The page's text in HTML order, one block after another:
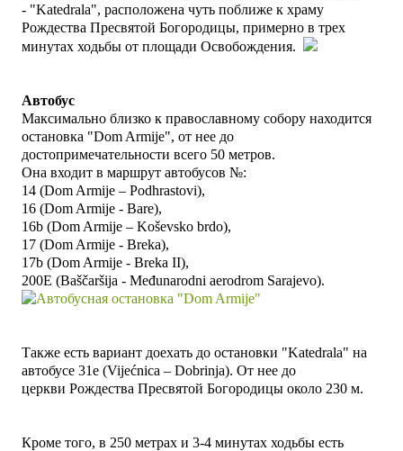
- "Katedrala", расположена чуть поближе к храму
Рождества Пресвятой Богородицы, примерно в трех
минутах ходьбы от площади Освобождения.
Автобус
Максимально близко к православному собору находится
остановка "Dom Armije", от нее до
достопримечательности всего 50 метров.
Она входит в маршрут автобусов №:
14 (Dom Armije – Podhrastovi),
16 (Dom Armije - Bare),
16b (Dom Armije – Koševsko brdo),
17 (Dom Armije - Breka),
17b (Dom Armije - Breka II),
200E (Baščaršija - Međunarodni aerodrom Sarajevo).
Также есть вариант доехать до остановки "Katedrala" на
автобусе 31e (Vijećnica – Dobrinja). От нее до
церкви Рождества Пресвятой Богородицы около 230 м.
Кроме того, в 250 метрах и 3-4 минутах ходьбы есть